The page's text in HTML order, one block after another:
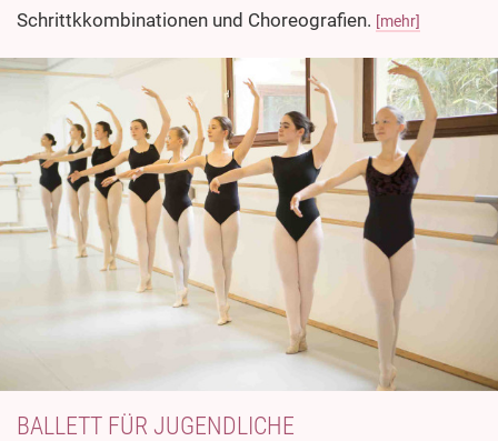
Schrittkkombinationen und Choreografien. [mehr]
BALLETT FÜR JUGENDLICHE